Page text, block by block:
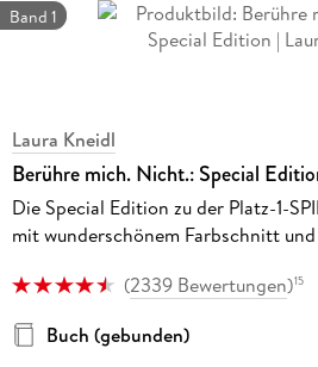
Band 1
Laura Kneidl
Berühre mich. Nicht.: Special
Die Special Edition zu der Platz-1-
mit wunderschönem Farbschnitt
(2339 Bewertungen)15
Buch (gebunden)